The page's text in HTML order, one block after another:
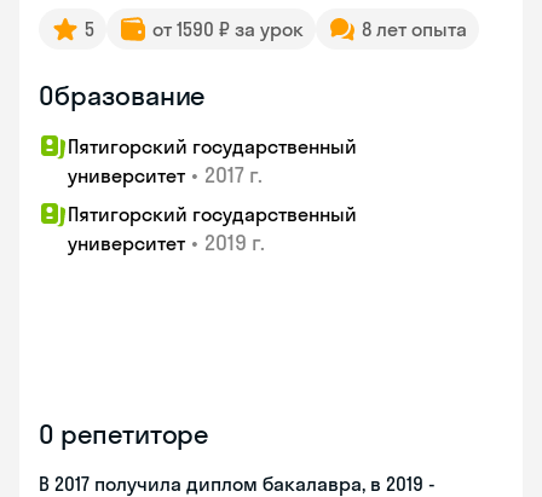
5 от 1590 ₽ за урок 8 лет опыта
Образование
Пятигорский государственный
университет • 2017 г.
Пятигорский государственный
университет • 2019 г.
О репетиторе
В 2017 получила диплом бакалавра, в 2019 -